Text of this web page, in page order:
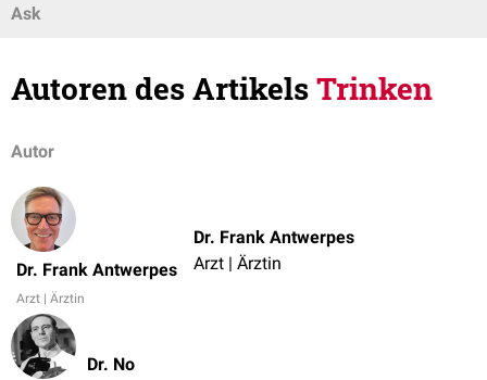
Ask
Autoren des ArtikelsTrinken
Autor
Dr. Frank Antwerpes
Arzt | Ärztin
Dr. Frank Antwerpes
Arzt | Ärztin
Dr. No